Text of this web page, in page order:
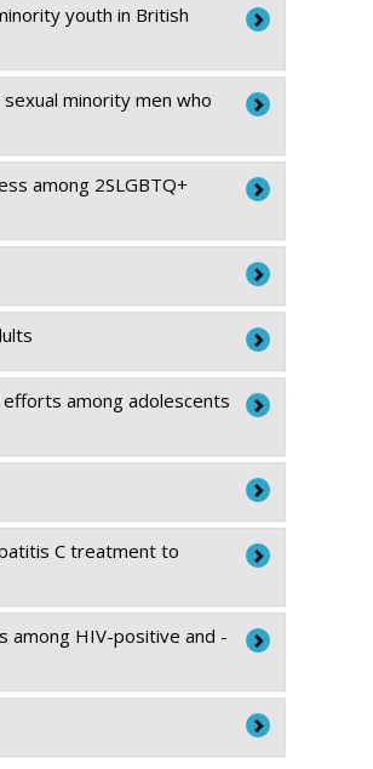
youth in British
minority men who
among 2SLGBTQ+
among adolescents
C treatment to
among HIV-positive and -